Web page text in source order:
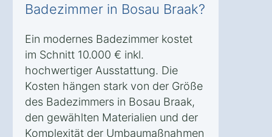
Badezimmer in Bosau Braak?
Ein modernes Badezimmer kostet
im Schnitt 10.000 € inkl.
hochwertiger Ausstattung. Die
Kosten hängen stark von der Größe
des Badezimmers in Bosau Braak,
den gewählten Materialien und der
Komplexität der Umbaumaßnahmen